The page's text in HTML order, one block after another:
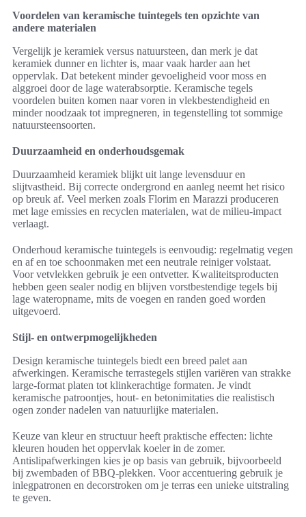
Voordelen van keramische tuintegels ten opzichte van
andere materialen
Vergelijk je keramiek versus natuursteen, dan merk je dat
keramiek dunner en lichter is, maar vaak harder aan het
oppervlak. Dat betekent minder gevoeligheid voor moss en
alggroei door de lage waterabsorptie. Keramische tegels
voordelen buiten komen naar voren in vlekbestendigheid en
minder noodzaak tot impregneren, in tegenstelling tot sommige
natuursteensoorten.
Duurzaamheid en onderhoudsgemak
Duurzaamheid keramiek blijkt uit lange levensduur en
slijtvastheid. Bij correcte ondergrond en aanleg neemt het risico
op breuk af. Veel merken zoals Florim en Marazzi produceren
met lage emissies en recyclen materialen, wat de milieu-impact
verlaagt.
Onderhoud keramische tuintegels is eenvoudig: regelmatig vegen
en af en toe schoonmaken met een neutrale reiniger volstaat.
Voor vetvlekken gebruik je een ontvetter. Kwaliteitsproducten
hebben geen sealer nodig en blijven vorstbestendige tegels bij
lage wateropname, mits de voegen en randen goed worden
uitgevoerd.
Stijl- en ontwerpmogelijkheden
Design keramische tuintegels biedt een breed palet aan
afwerkingen. Keramische terrastegels stijlen variëren van strakke
large-format platen tot klinkerachtige formaten. Je vindt
keramische patroontjes, hout- en betonimitaties die realistisch
ogen zonder nadelen van natuurlijke materialen.
Keuze van kleur en structuur heeft praktische effecten: lichte
kleuren houden het oppervlak koeler in de zomer.
Antislipafwerkingen kies je op basis van gebruik, bijvoorbeeld
bij zwembaden of BBQ-plekken. Voor accentuering gebruik je
inlegpatronen en decorstroken om je terras een unieke uitstraling
te geven.